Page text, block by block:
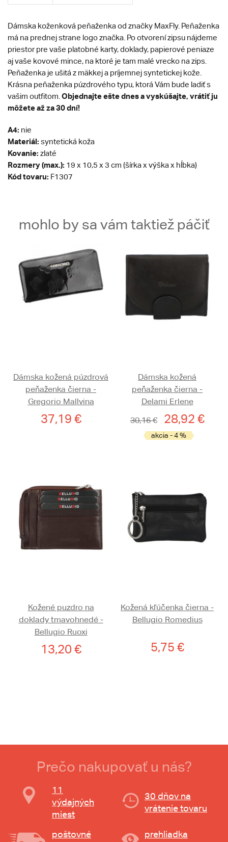
Dámska koženková peňaženka od značky MaxFly. Peňaženka
má na prednej strane logo značka. Po otvorení zipsu nájdeme
priestor pre vaše platobné karty, doklady, papierové peniaze
aj vaše kovové mince, na ktoré je tam malé vrecko na zips.
Peňaženka je ušitá z mäkkej a príjemnej syntetickej kože.
Krásna peňaženka púzdrového typu, ktorá Vám bude ladiť s
vašim outfitom. Objednajte ešte dnes a vyskúšajte, vrátiť ju
môžete až za 30 dní!
A4: nie
Materiál: syntetická koža
Kovanie: zlaté
Rozmery (max.): 19 x 10,5 x 3 cm (šírka x výška x hĺbka)
Kód tovaru: F1307
mohlo by sa vám taktiež páčiť
Dámska kožená púzdrová
peňaženka čierna -
Gregorio Mallvina
37,19 €
Dámska kožená
peňaženka čierna -
Delami Erlene
30,16 €
28,92 €
akcia - 4 %
Kožené puzdro na
doklady tmavohnedé -
Bellugio Ruoxi
13,20 €
Kožená kľúčenka čierna -
Bellugio Romedius
5,75 €
Prečo nakupovať u nás?
11
výdajných
miest
30 dňov na
vrátenie tovaru
poštovné
prehliadka